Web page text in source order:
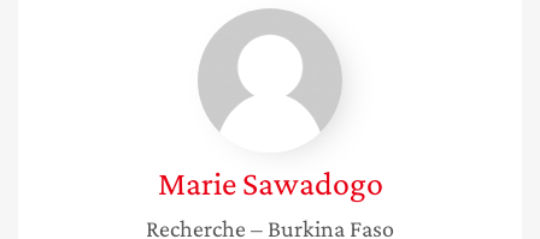
Marie
Sawadogo
Marie Sawadogo
Recherche – Burkina Faso